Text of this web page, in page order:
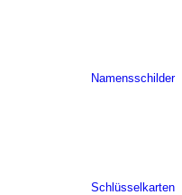
Namensschilder
Schlüsselkarten